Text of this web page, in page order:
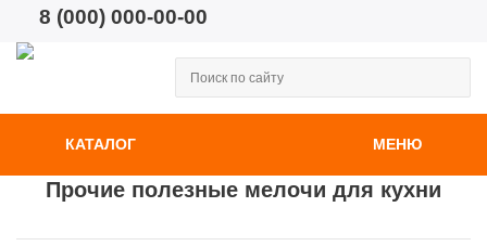
8 (000) 000-00-00
КАТАЛОГ МЕНЮ
Прочие полезные мелочи для кухни